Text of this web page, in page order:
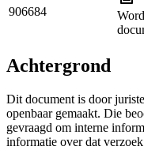
906684
Achtergrond
Dit document is door
openbaar gemaakt. Die
gevraagd om interne
informatie over dat